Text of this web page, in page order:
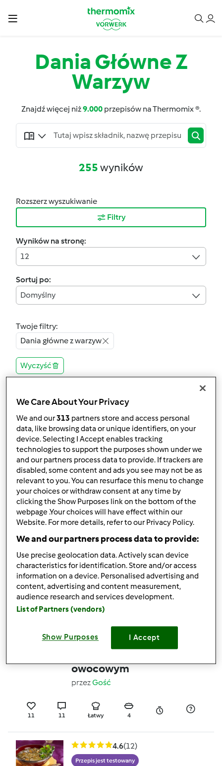
Dania Główne Z
Warzyw
Znajdź więcej niż9.000 przepisów na Thermomix ®.
255wyników
Rozszerz wyszukiwanie
Filtry
Wyników na stronę:
12
Sortuj po:
Domyślny
Twoje filtry:
Dania główne z warzyw
Wyczyść
Indyjskie curry
warzywne
przezGość
Średni 15min
4.7(15)
Placki ziemniaczane
przezGość
24 Łatwy 4
5.0(14)
Przepis jest testowany
Kluski na parze z sosem
owocowym
przezGość
11 11 Łatwy 4
4.6(12)
Przepis jest testowany
We Care About Your Privacy
We and our313 partners store and access personal
data, like browsing data or unique identifiers, on your
device. Selecting I Accept enables tracking
technologies to support the purposes shown under we
and our partners process data to provide. If trackers are
disabled, some content and ads you see may not be as
relevant to you. You can resurface this menu to change
your choices or withdraw consent at any time by
clicking the Show Purposes link on the bottom of the
webpage .Your choices will have effect within our
Website. For more details, refer to our Privacy Policy.
We and our partners process data to provide:
Use precise geolocation data. Actively scan device
characteristics for identification. Store and/or access
information on a device. Personalised advertising and
content, advertising and content measurement,
audience research and services development.
List of Partners (vendors)
Show Purposes I Accept